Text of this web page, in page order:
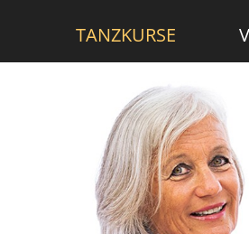
TANZKURSE